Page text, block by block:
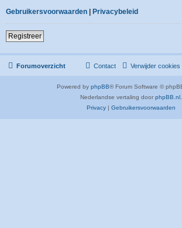
Gebruikersvoorwaarden | Privacybeleid
Registreer
Forumoverzicht Verwijder cookies
Contact
Powered by phpBB® Forum Software ©
Nederlandse vertaling door phpBB.nl
Privacy | Gebruikersvoorwaarden